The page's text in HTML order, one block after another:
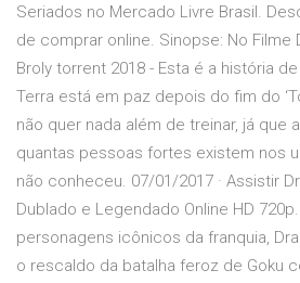
Seriados no Mercado Livre Brasil.
de comprar online. Sinopse: No Filme
Broly torrent 2018 - Esta é a história
Terra está em paz depois do fim do
não quer nada além de treinar, já que
quantas pessoas fortes existem nos
não conheceu. 07/01/2017 · Assistir
Dublado e Legendado Online HD
personagens icônicos da franquia,
o rescaldo da batalha feroz de Goku